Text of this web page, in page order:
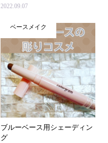
2022.09.07
ベースメイク
ブルーベース用シェーディン
グ